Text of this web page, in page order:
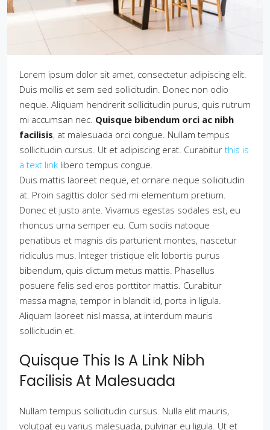
Lorem ipsum dolor sit amet, consectetur adipiscing elit.
Duis mollis et sem sed sollicitudin. Donec non odio
neque. Aliquam hendrerit sollicitudin purus, quis rutrum
mi accumsan nec. Quisque bibendum orci ac nibh
facilisis, at malesuada orci congue. Nullam tempus
sollicitudin cursus. Ut et adipiscing erat. Curabitur this is
a text link libero tempus congue.
Duis mattis laoreet neque, et ornare neque sollicitudin
at. Proin sagittis dolor sed mi elementum pretium.
Donec et justo ante. Vivamus egestas sodales est, eu
rhoncus urna semper eu. Cum sociis natoque
penatibus et magnis dis parturient montes, nascetur
ridiculus mus. Integer tristique elit lobortis purus
bibendum, quis dictum metus mattis. Phasellus
posuere felis sed eros porttitor mattis. Curabitur
massa magna, tempor in blandit id, porta in ligula.
Aliquam laoreet nisl massa, at interdum mauris
sollicitudin et.
Quisque This Is A Link Nibh
Facilisis At Malesuada
Nullam tempus sollicitudin cursus. Nulla elit mauris,
volutpat eu varius malesuada, pulvinar eu ligula. Ut et